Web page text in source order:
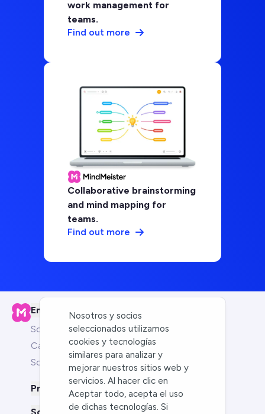
work management for
teams.
Find out more
Collaborative brainstorming
and mind mapping for
teams.
Find out more
Empresa
Sobre nosotros
Carreras
Socios
Producto
Nosotros y socios
seleccionados utilizamos
cookies y tecnologías
similares para analizar y
mejorar nuestros sitios web y
servicios. Al hacer clic en
Aceptar todo, acepta el uso
de dichas tecnologías. Si